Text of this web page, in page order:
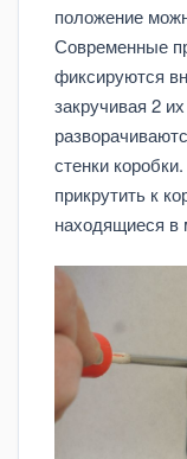
положение
Современные
фиксируются
закручивая 2
стенки
прикрутить к
находящиеся в